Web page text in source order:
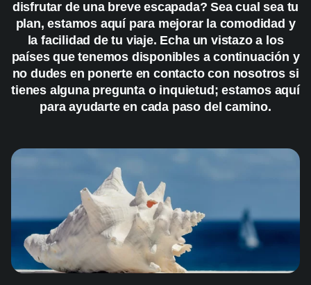
disfrutar de una breve escapada? Sea cual sea tu
plan, estamos aquí para mejorar la comodidad y
la facilidad de tu viaje. Echa un vistazo a los
países que tenemos disponibles a continuación y
no dudes en ponerte en contacto con nosotros si
tienes alguna pregunta o inquietud; estamos aquí
para ayudarte en cada paso del camino.